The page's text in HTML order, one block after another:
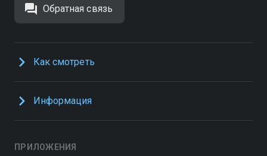
Обратная связь
Как смотреть
Информация
ПРИЛОЖЕНИЯ